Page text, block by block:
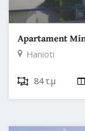
Apartament
Halkidiki -
Hanioti
84 τ.μ